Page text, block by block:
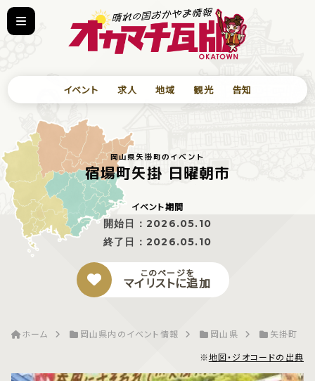
イベント 求人 地域 観光 告知
岡山県矢掛町のイベント
宿場町矢掛 日曜朝市
イベント期間
開始日： 2026.05.10
終了日： 2026.05.10
このページを
マイリストに追加
ホーム 岡山県内のイベント情報 岡山県
矢掛町
※地図・ジオコードの出典